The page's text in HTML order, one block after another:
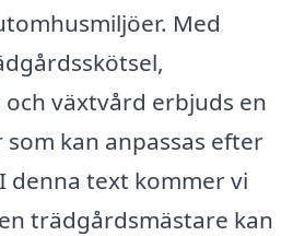
Med
växtvård erbjuds en
kan anpassas efter
denna text kommer vi
trädgårdsmästare kan